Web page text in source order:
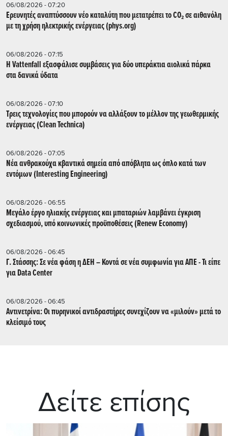
06/08/2026 - 07:20
Ερευνητές αναπτύσσουν νέο καταλύτη που μετατρέπει το CO₂ σε αιθανόλη
με τη χρήση ηλεκτρικής ενέργειας (phys.org)
06/08/2026 - 07:15
Η Vattenfall εξασφάλισε συμβάσεις για δύο υπεράκτια αιολικά πάρκα
στα δανικά ύδατα
06/08/2026 - 07:10
Τρεις τεχνολογίες που μπορούν να αλλάξουν το μέλλον της γεωθερμικής
ενέργειας (Clean Technica)
06/08/2026 - 07:05
Νέα ανθρακούχα κβαντικά σημεία από απόβλητα ως όπλο κατά των
εντόμων (Interesting Engineering)
06/08/2026 - 06:55
Μεγάλο έργο ηλιακής ενέργειας και μπαταριών λαμβάνει έγκριση
σχεδιασμού, υπό κοινωνικές προϋποθέσεις (Renew Economy)
06/08/2026 - 06:45
Γ. Στάσσης: Σε νέα φάση η ΔΕΗ – Κοντά σε νέα συμφωνία για ΑΠΕ - Τι είπε
για Data Center
06/08/2026 - 06:45
Αντινετρίνα: Οι πυρηνικοί αντιδραστήρες συνεχίζουν να «μιλούν» μετά το
κλείσιμό τους
Δείτε επίσης